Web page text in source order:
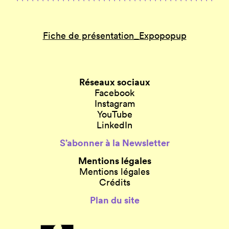
Fiche de présentation_Expopopup
Réseaux sociaux
Facebook
Instagram
YouTube
LinkedIn
S’abonner à la Newsletter
Mentions légales
Mentions légales
Crédits
Plan du site